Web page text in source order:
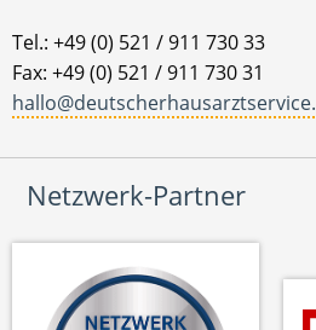
Tel.: +49 (0) 521 / 911 730 33
Fax: +49 (0) 521 / 911 730 31
Netzwerk-Partner